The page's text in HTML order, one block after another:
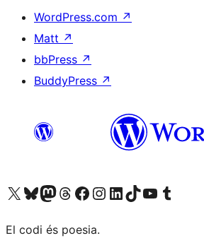
WordPress.com ↗
Matt ↗
bbPress ↗
BuddyPress ↗
Visiteu el nostre compte X (abans Twitter)
Visiteu el nostre compte de Bluesky
Visiteu el nostre compte al Mastodon
Visiteu el nostre compte de Threads
Visiteu la nostra pàgina al Facebook
Visiteu el nostre compte d'Instagram
Visiteu el nostre compte de LinkedIn
Visiteu el nostre compte de TikTok
Visiteu el nostre canal al YouTube
Visiteu el nostre compte de Tumblr
El codi és poesia.